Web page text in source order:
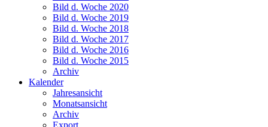
Bild d. Woche 2020
Bild d. Woche 2019
Bild d. Woche 2018
Bild d. Woche 2017
Bild d. Woche 2016
Bild d. Woche 2015
Archiv
Kalender
Jahresansicht
Monatsansicht
Archiv
Export